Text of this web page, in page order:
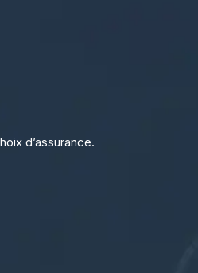
d’assurance.